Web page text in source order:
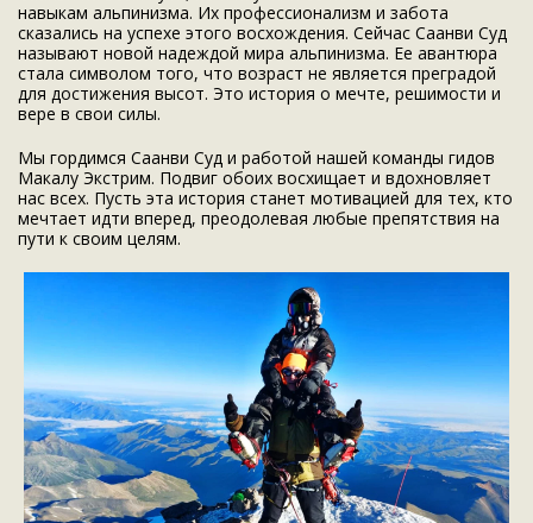
навыкам альпинизма. Их профессионализм и забота
сказались на успехе этого восхождения. Сейчас Саанви Суд
называют новой надеждой мира альпинизма. Ее авантюра
стала символом того, что возраст не является преградой
для достижения высот. Это история о мечте, решимости и
вере в свои силы.
Мы гордимся Саанви Суд и работой нашей команды гидов
Макалу Экстрим. Подвиг обоих восхищает и вдохновляет
нас всех. Пусть эта история станет мотивацией для тех, кто
мечтает идти вперед, преодолевая любые препятствия на
пути к своим целям.